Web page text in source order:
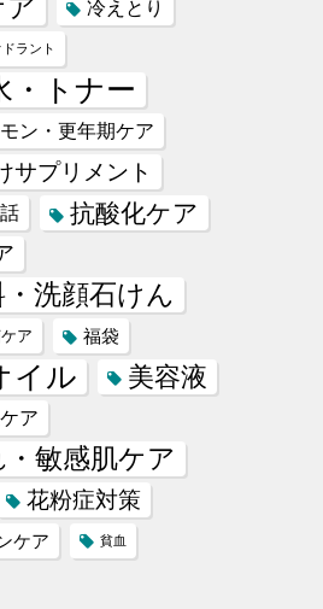
ア 冷えとり
ラント
・トナー
ン・更年期ケア
サプリメント
抗酸化ケア
洗顔石けん
ア 福袋
イル 美容液
ア
・敏感肌ケア
花粉症対策
ケア 貧血